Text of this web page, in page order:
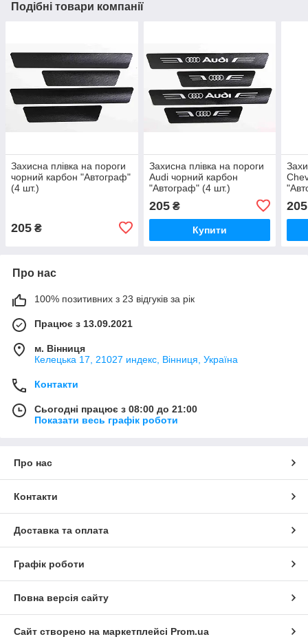
Подібні товари компанії
Захисна плівка на пороги
чорний карбон "Автограф"
(4 шт.)
205 ₴
Захисна плівка на пороги
Audi чорний карбон
"Автограф" (4 шт.)
205₴
Купити
205
Про нас
100% позитивних з 23 відгуків за рік
Працює з 13.09.2021
м. Вінниця
Келецька 17, 21027 индекс, Вінниця, Україна
Контакти
Сьогодні працює з 08:00 до 21:00
Показати весь графік роботи
Про нас
Контакти
Доставка та оплата
Графік роботи
Повна версія сайту
Сайт створено на маркетплейсі Prom.ua